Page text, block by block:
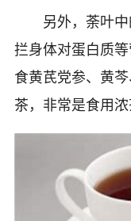
另外，荼叶中
拦身体对蛋白质
食黄芪党参、黄
茶，非常是食用